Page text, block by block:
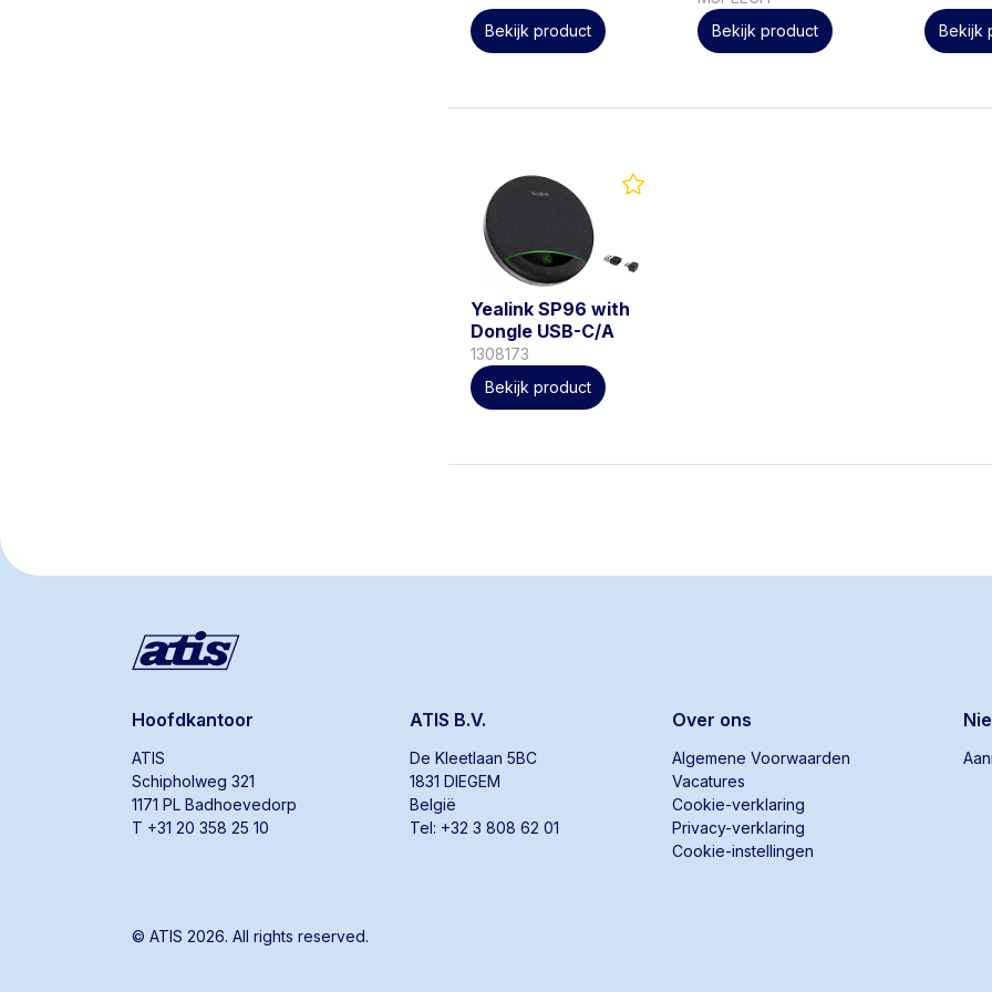
Bekijk product
Bekijk product
Bekijk
Yealink SP96 with
Dongle USB-C/A
1308173
Bekijk product
Hoofdkantoor
ATIS
Schipholweg 321
1171 PL Badhoevedorp
T +31 20 358 25 10
ATIS B.V.
De Kleetlaan 5BC
1831 DIEGEM
België
Tel: +32 3 808 62 01
Over ons
Algemene Voorwaarden
Vacatures
Cookie-verklaring
Privacy-verklaring
Cookie-instellingen
© ATIS 2026. All rights reserved.